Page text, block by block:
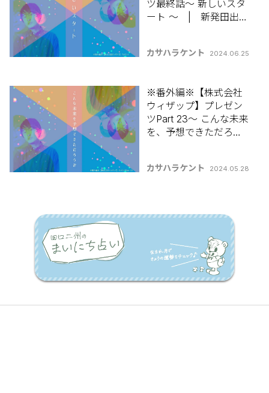
ツ最終話～ 新しいスタ
ート ～ | 新発田出身
んですか？】
カサハラケント 2024.06.25
※番外編※【株式会社
ウィザップ】プレゼン
ツPart 23～ こんな未来
を、予想できただろう
ムって何書けばいいん
カサハラケント 2024.05.28